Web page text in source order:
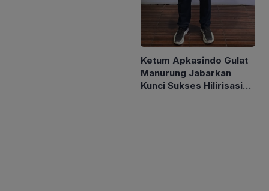
Ketum Apkasindo Gulat
Manurung Jabarkan
Kunci Sukses Hilirisasi